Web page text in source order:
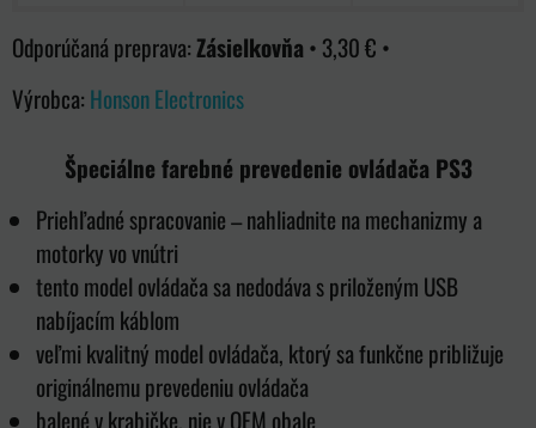
Zásielkovňa • 3,30 € •
Výrobca: Honson Electronics
Špeciálne farebné prevedenie ovládača PS3
Priehľadné spracovanie – nahliadnite na mechanizmy a
motorky vo vnútri
tento model ovládača sa nedodáva s priloženým USB
nabíjacím káblom
veľmi kvalitný model ovládača, ktorý sa funkčne približuje
originálnemu prevedeniu ovládača
balené v krabičke, nie v OEM obale